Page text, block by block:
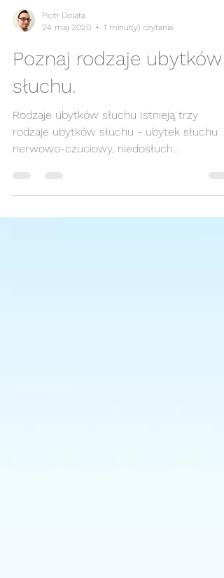
24 maj 2020
1 minut(y) czytania
Poznaj rodzaje ubytków
słuchu.
Rodzaje ubytków słuchu Istnieją trzy
nerwowo-czuciowy, niedosłuch
przewodzeniowy i ubytek...